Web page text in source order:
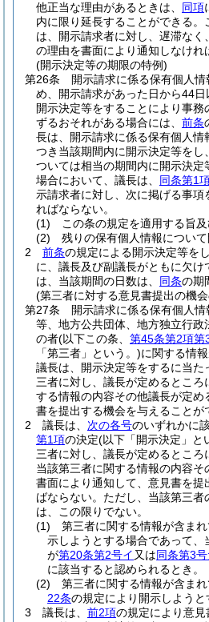
他正当な理由があるときは、 同項
内に限り延長することができる。
は、開示請求者に対し、遅滞な
の理由を書面により通知しなけれ
(開示決定等の期限の特例)
第26条
開示請求に係る保有個人
め、開示請求があった日から44
開示決定等をすることにより事務
ずるおそれがある場合には、 前条
長は、開示請求に係る保有個人情
つき当該期間内に開示決定等をし
ついては相当の期間内に開示決定
場合において、議長は、 同条第1
示請求者に対し、次に掲げる事項
ればならない。
(1)
この条の規定を適用する旨
(2)
残りの保有個人情報につい
2
前条の規定による開示決定等を
に、議長及び副議長がともに欠け
は、当該期間の日数は、 同条の期
(第三者に対する意見書提出の機
第27条
開示請求に係る保有個人
等、地方公共団体、地方独立行
の者(以下この条、 第45条第2項第
「第三者」という。)に関する情
議長は、開示決定等をするに当
三者に対し、議長が定めるところ
する情報の内容その他議長が定め
書を提出する機会を与えることが
2
議長は、 次の各号のいずれかに
第1項の決定(以下「開示決定」と
三者に対し、議長が定めるところ
当該第三者に関する情報の内容そ
書面により通知して、意見書を
ばならない。 ただし、当該第三者
は、この限りでない。
(1)
第三者に関する情報が含ま
示しようとする場合であって、
が第20条第2号イ 又は同条第3
に該当すると認められるとき。
(2)
第三者に関する情報が含ま
22条の規定により開示しようと
3
議長は、 前2項の規定により意